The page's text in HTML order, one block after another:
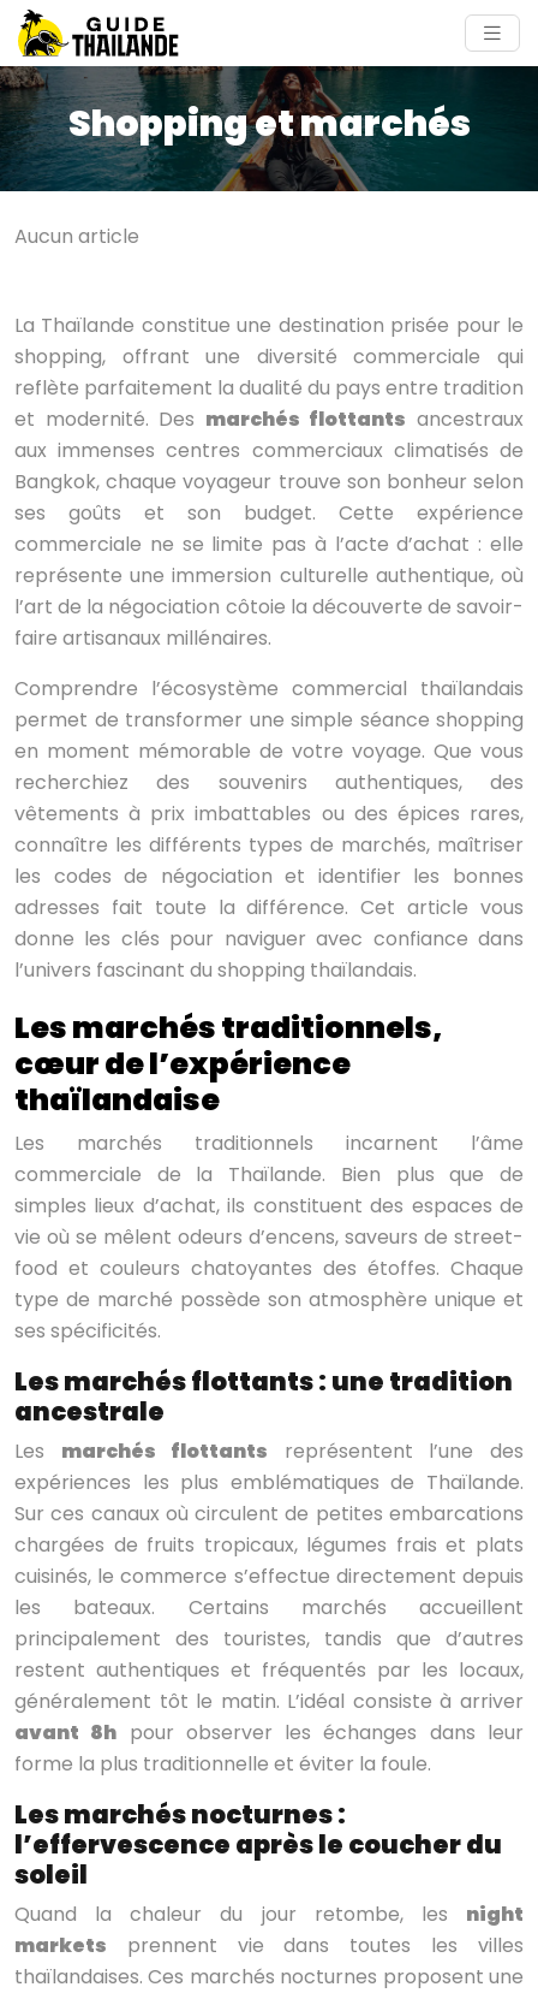
Shopping et marchés
Aucun article
La Thaïlande constitue une destination prisée pour le
shopping, offrant une diversité commerciale qui
reflète parfaitement la dualité du pays entre tradition
et modernité. Des marchés flottants ancestraux
aux immenses centres commerciaux climatisés de
Bangkok, chaque voyageur trouve son bonheur selon
ses goûts et son budget. Cette expérience
commerciale ne se limite pas à l’acte d’achat : elle
représente une immersion culturelle authentique, où
l’art de la négociation côtoie la découverte de savoir-
faire artisanaux millénaires.
Comprendre l’écosystème commercial thaïlandais
permet de transformer une simple séance shopping
en moment mémorable de votre voyage. Que vous
recherchiez des souvenirs authentiques, des
vêtements à prix imbattables ou des épices rares,
connaître les différents types de marchés, maîtriser
les codes de négociation et identifier les bonnes
adresses fait toute la différence. Cet article vous
donne les clés pour naviguer avec confiance dans
l’univers fascinant du shopping thaïlandais.
Les marchés traditionnels,
cœur de l’expérience
thaïlandaise
Les marchés traditionnels incarnent l’âme
commerciale de la Thaïlande. Bien plus que de
simples lieux d’achat, ils constituent des espaces de
vie où se mêlent odeurs d’encens, saveurs de street-
food et couleurs chatoyantes des étoffes. Chaque
type de marché possède son atmosphère unique et
ses spécificités.
Les marchés flottants : une tradition
ancestrale
Les marchés flottants représentent l’une des
expériences les plus emblématiques de Thaïlande.
Sur ces canaux où circulent de petites embarcations
chargées de fruits tropicaux, légumes frais et plats
cuisinés, le commerce s’effectue directement depuis
les bateaux. Certains marchés accueillent
principalement des touristes, tandis que d’autres
restent authentiques et fréquentés par les locaux,
généralement tôt le matin. L’idéal consiste à arriver
avant 8h pour observer les échanges dans leur
forme la plus traditionnelle et éviter la foule.
Les marchés nocturnes :
l’effervescence après le coucher du
soleil
Quand la chaleur du jour retombe, les night
markets prennent vie dans toutes les villes
thaïlandaises. Ces marchés nocturnes proposent une